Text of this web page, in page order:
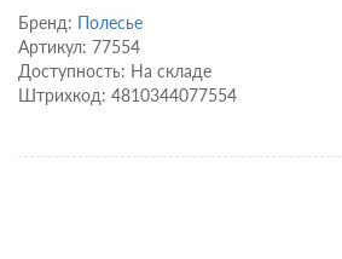
Бренд: Полесье
Артикул: 77554
Доступность: На складе
Штрихкод: 4810344077554